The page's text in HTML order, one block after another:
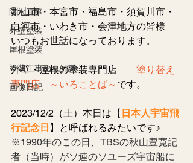
防水工事
外壁塗装
屋根塗装
塗装工事の豆知識
画像日記
郡山市・本宮市・福島市・須賀川市・
白河市・いわき市・会津地方の皆様
いつもお世話になっております。
外壁・屋根の塗装専門店 塗り替え
専門店　～いろことば～ です。
2023/12/2（土）本日は【 日本人宇宙飛
行記念日 】と呼ばれるみたいです♪
※1990年のこの日、TBSの秋山豊寛記
者（当時）がソ連のソユーズ宇宙船に